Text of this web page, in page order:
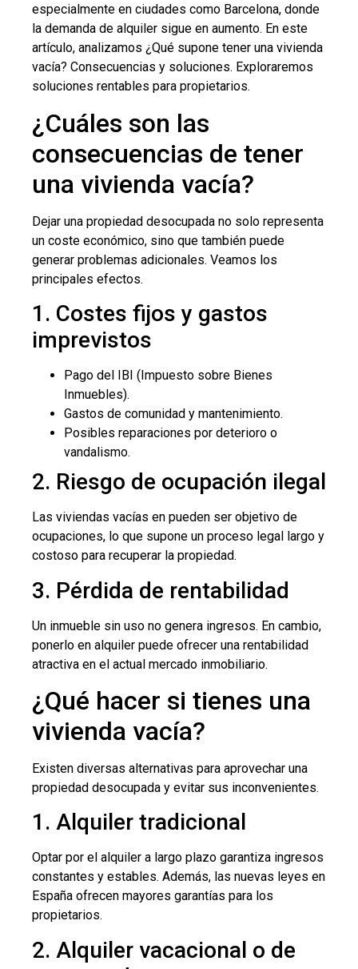
especialmente en ciudades como Barcelona, donde
la demanda de alquiler sigue en aumento. En este
artículo, analizamos ¿Qué supone tener una vivienda
vacía? Consecuencias y soluciones. Exploraremos
soluciones rentables para propietarios.
¿Cuáles son las
consecuencias de tener
una vivienda vacía?
Dejar una propiedad desocupada no solo representa
un coste económico, sino que también puede
generar problemas adicionales. Veamos los
principales efectos.
1. Costes fijos y gastos
imprevistos
Pago del IBI (Impuesto sobre Bienes
Inmuebles).
Gastos de comunidad y mantenimiento.
Posibles reparaciones por deterioro o
vandalismo.
2. Riesgo de ocupación ilegal
Las viviendas vacías en pueden ser objetivo de
ocupaciones, lo que supone un proceso legal largo y
costoso para recuperar la propiedad.
3. Pérdida de rentabilidad
Un inmueble sin uso no genera ingresos. En cambio,
ponerlo en alquiler puede ofrecer una rentabilidad
atractiva en el actual mercado inmobiliario.
¿Qué hacer si tienes una
vivienda vacía?
Existen diversas alternativas para aprovechar una
propiedad desocupada y evitar sus inconvenientes.
1. Alquiler tradicional
Optar por el alquiler a largo plazo garantiza ingresos
constantes y estables. Además, las nuevas leyes en
España ofrecen mayores garantías para los
propietarios.
2. Alquiler vacacional o de